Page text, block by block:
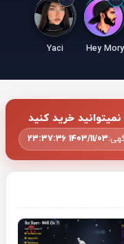
Hey Mory
Yaci
خرید کنید
1403/11/03 23:37:36